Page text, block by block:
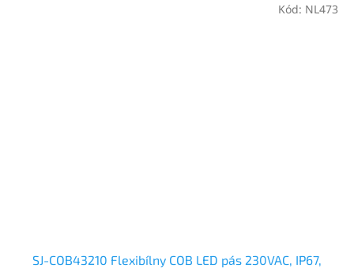
SJ-COB43210 Flexibílny COB LED pás 230VAC, IP67,
Kód: NL473